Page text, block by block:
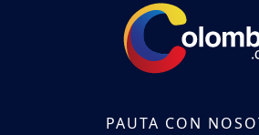
PAUTA CON